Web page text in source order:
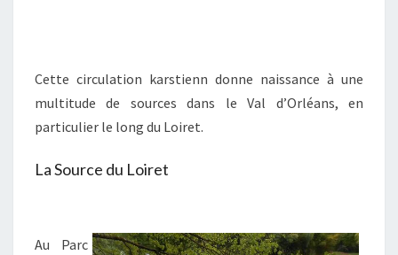
Cette circulation karstienn donne naissance à une
multitude de sources dans le Val d’Orléans, en
particulier le long du Loiret.
La Source du Loiret
Au Parc